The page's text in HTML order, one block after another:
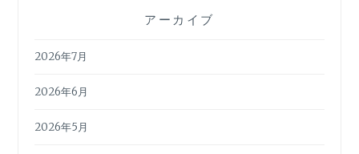
アーカイブ
2026年7月
2026年6月
2026年5月